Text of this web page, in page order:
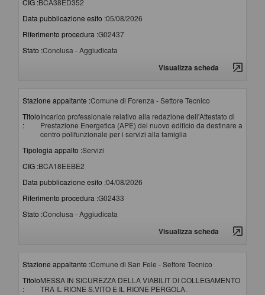
CIG :BCA38ED352
Data pubblicazione esito :05/08/2026
Riferimento procedura :G02437
Stato :Conclusa - Aggiudicata
Visualizza scheda
Stazione appaltante :Comune di Forenza - Settore Tecnico
Titolo
:
Incarico professionale relativo alla redazione dell'Attestato di
Prestazione Energetica (APE) del nuovo edificio da destinare a
centro polifunzionale per i servizi alla famiglia
Tipologia appalto :Servizi
CIG :BCA18EEBE2
Data pubblicazione esito :04/08/2026
Riferimento procedura :G02433
Stato :Conclusa - Aggiudicata
Visualizza scheda
Stazione appaltante :Comune di San Fele - Settore Tecnico
Titolo
:
MESSA IN SICUREZZA DELLA VIABILIT DI COLLEGAMENTO
TRA IL RIONE S.VITO E IL RIONE PERGOLA.